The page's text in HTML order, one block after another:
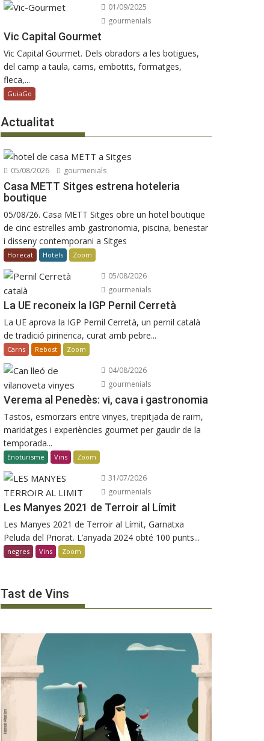
01/09/2025
gourmenials
Vic Capital Gourmet
Vic Capital Gourmet. Dels obradors a les botigues,
del camp a taula, carns, embotits, formatges,
fleca,...
GuiaGo
Actualitat
05/08/2026 gourmenials
Casa METT Sitges estrena hoteleria
boutique
05/08/26. Casa METT Sitges obre un hotel boutique
de cinc estrelles amb gastronomia, piscina, benestar
i disseny contemporani a Sitges
Horecat Hotels Zoom
05/08/2026
gourmenials
La UE reconeix la IGP Pernil Cerretà
La UE aprova la IGP Pernil Cerretà, un pernil català
de tradició pirinenca, curat amb pebre...
Carns Rebost Zoom
04/08/2026
gourmenials
Verema al Penedès: vi, cava i gastronomia
Tastos, esmorzars entre vinyes, trepitjada de raïm,
maridatges i experiències gourmet per gaudir de la
temporada...
Enoturisme Vins Zoom
31/07/2026
gourmenials
Les Manyes 2021 de Terroir al Límit
Les Manyes 2021 de Terroir al Límit, Garnatxa
Peluda del Priorat. L’anyada 2024 obté 100 punts...
negres Vins Zoom
Tast de Vins